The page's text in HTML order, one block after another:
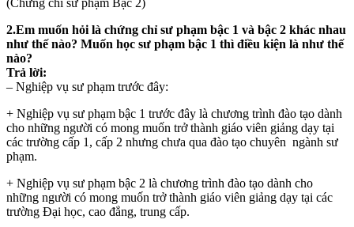
(Chứng chỉ sư phạm Bậc 2)
2.Em muốn hỏi là chứng chỉ sư phạm bậc 1 và bậc 2 khác nhau
như thế nào? Muốn học sư phạm bậc 1 thì điều kiện là như thế
nào?
Trả lời:
– Nghiệp vụ sư phạm trước đây:
+ Nghiệp vụ sư phạm bậc 1 trước đây là chương trình đào tạo dành
cho những người có mong muốn trở thành giáo viên giảng dạy tại
các trường cấp 1, cấp 2 nhưng chưa qua đào tạo chuyên ngành sư
phạm.
+ Nghiệp vụ sư phạm bậc 2 là chương trình đào tạo dành cho
những người có mong muốn trở thành giáo viên giảng dạy tại các
trường Đại học, cao đẳng, trung cấp.